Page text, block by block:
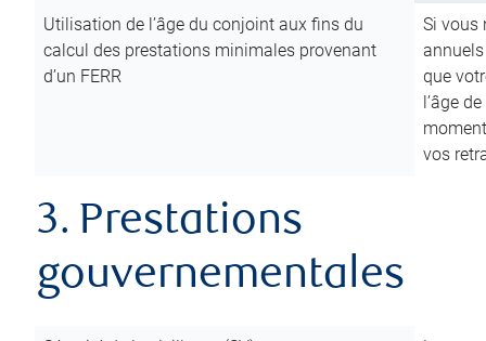
Utilisation de l’âge du conjoint aux fins du
calcul des prestations minimales provenant
d’un FERR
Si vous
que
l’âge
vos
3. Prestations
gouvernementales